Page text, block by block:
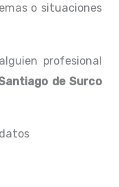
o situaciones
profesional
de Surco